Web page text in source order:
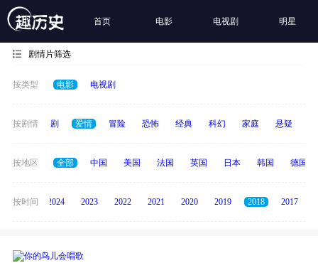
首页 电影 电视剧 明星
剧情片筛选
按类型 电影 电视剧
按剧情
全部 喜剧 爱情 冒险 恐怖 经典 科幻 家庭 悬疑
按地区 全部 中国 美国 法国 英国 日本 韩国 德国
按时间
2025 2024 2023 2022 2021 2020 2019 2018 2017